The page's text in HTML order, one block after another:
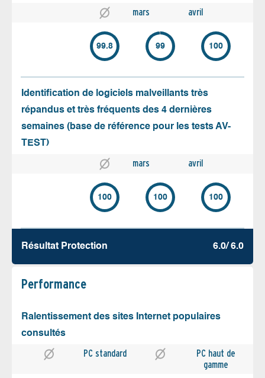
mars avril
99.8 99 100
Identification de logiciels malveillants très
répandus et très fréquents des 4 dernières
semaines (base de référence pour les tests AV-
TEST)
mars avril
100 100 100
Résultat Protection 6.0/ 6.0
Performance
Ralentissement des sites Internet populaires
consultés
PC standard
PC haut de
gamme